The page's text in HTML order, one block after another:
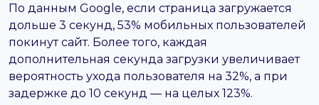
По данным Google, если страница загружается
дольше 3 секунд, 53% мобильных пользователей
покинут сайт. Более того, каждая
дополнительная секунда загрузки увеличивает
вероятность ухода пользователя на 32%, а при
задержке до 10 секунд — на целых 123%.